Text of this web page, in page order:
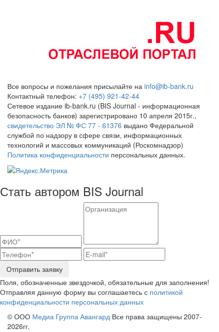
Все вопросы и пожелания присылайте на info@ib-bank.ru
Контактный телефон: +7 (495) 921-42-44
Сетевое издание ib-bank.ru (BIS Journal - информационная
безопасность банков) зарегистрировано 10 апреля 2015г.,
свидетельство ЭЛ № ФС 77 - 61376 выдано Федеральной
службой по надзору в сфере связи, информационных
технологий и массовых коммуникаций (Роскомнадзор)
Политика конфиденциальности персональных данных.
Стать автором BIS Journal
Отправить заявку
Поля, обозначенные звездочкой, обязательные для заполнения!
Отправляя данную форму вы соглашаетесь с политикой
конфиденциальности персональных данных
© ООО Медиа Группа Авангард Все права защищены 2007-
2026гг.